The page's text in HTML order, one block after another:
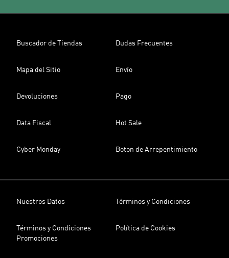
Buscador de Tiendas Dudas Frecuentes
Mapa del Sitio Envío
Devoluciones Pago
Data Fiscal Hot Sale
Cyber Monday Boton de Arrepentimiento
Nuestros Datos Términos y Condiciones
Términos y Condiciones
Promociones
Política de Cookies